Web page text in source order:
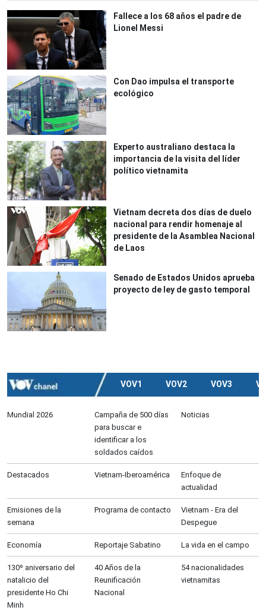
Fallece a los 68 años el padre de
Lionel Messi
Con Dao impulsa el transporte
ecológico
Experto australiano destaca la
importancia de la visita del líder
político vietnamita
Vietnam decreta dos días de duelo
nacional para rendir homenaje al
presidente de la Asamblea Nacional
de Laos
Senado de Estados Unidos aprueba
proyecto de ley de gasto temporal
VOV1 VOV2 VOV3
Mundial 2026
Campaña de 500 días
para buscar e
identificar a los
soldados caídos
Noticias
Destacados Vietnam-Iberoamérica
Enfoque de
actualidad
Emisiones de la
semana
Programa de contacto
Vietnam - Era del
Despegue
Economía Reportaje Sabatino La vida en el campo
130º aniversario del
natalicio del
presidente Ho Chi
Minh
40 Años de la
Reunificación
Nacional
54 nacionalidades
vietnamitas